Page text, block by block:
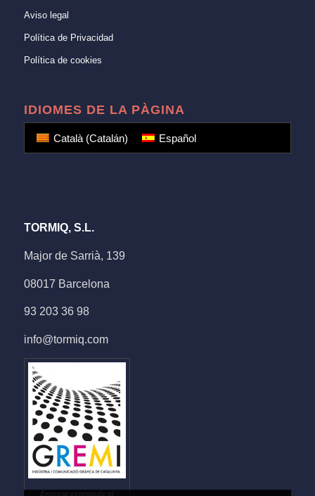
Aviso legal
Política de Privacidad
Política de cookies
IDIOMES DE LA PÀGINA
Català(Catalán) Español
TORMIQ, S.L.
Major de Sarrià, 139
08017 Barcelona
93 203 36 98
info@tormiq.com
Empresa agremiada al